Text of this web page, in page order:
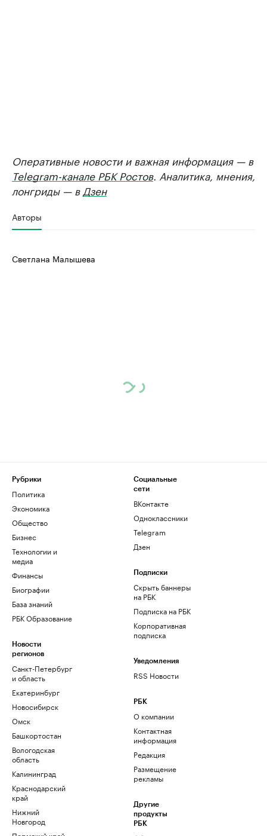
Оперативные новости и важная информация — в
Telegram-канале РБК Ростов. Аналитика, мнения,
лонгриды — в Дзен
Авторы
Светлана Малышева
Рубрики
Политика
Экономика
Общество
Бизнес
Технологии и
медиа
Финансы
Биографии
База знаний
РБК Образование
Новости
регионов
Санкт-Петербург
и область
Екатеринбург
Новосибирск
Омск
Башкортостан
Вологодская
область
Калининград
Краснодарский
край
Нижний
Новгород
Социальные
сети
ВКонтакте
Одноклассники
Telegram
Дзен
Подписки
Скрыть баннеры
на РБК
Подписка на РБК
Корпоративная
подписка
Уведомления
RSS Новости
РБК
О компании
Контактная
информация
Редакция
Размещение
рекламы
Другие
продукты
РБК